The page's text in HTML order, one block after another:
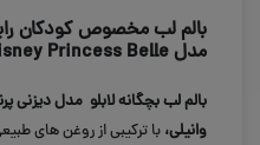
بالم لب مخصوص کودکان
مدل Disney Princess Belle
وانیلی،